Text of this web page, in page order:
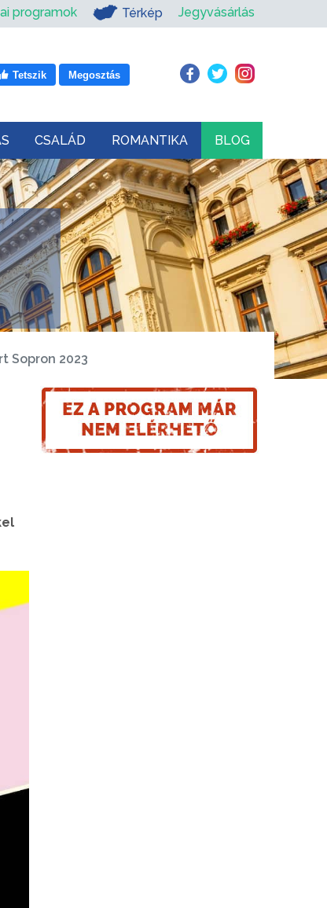
programok Térkép Jegyvásárlás
Tetszik Megosztás
CSALÁD ROMANTIKA BLOG
Sopron 2023